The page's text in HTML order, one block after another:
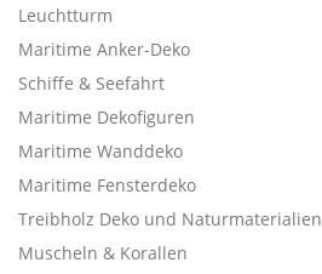
Leuchtturm
Maritime Anker-Deko
Schiffe & Seefahrt
Maritime Dekofiguren
Maritime Wanddeko
Maritime Fensterdeko
Treibholz Deko und Naturmaterialien
Muscheln & Korallen